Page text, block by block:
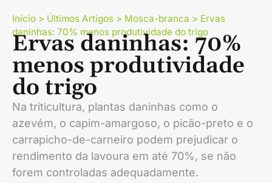
Início > Últimos Artigos > Mosca-branca > Ervas
daninhas: 70% menos produtividade do trigo
Ervas daninhas: 70%
menos produtividade
do trigo
Na triticultura, plantas daninhas como o
azevém, o capim-amargoso, o picão-preto e o
carrapicho-de-carneiro podem prejudicar o
rendimento da lavoura em até 70%, se não
forem controladas adequadamente.